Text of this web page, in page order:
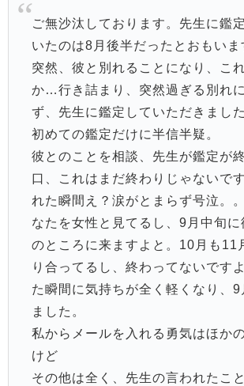
ご無沙汰しております。先生に鑑
いたのは8月後半だったとおもいま
突然、彼と別れることになり、こ
か…行き詰まり、突然過ぎる別れ
ず、先生に鑑定していただきました
初めての鑑定だけに半信半疑。
彼とのことを相談、先生が鑑定が
口、これはまだ終わりじゃないで
れた瞬間え？涙がとまらず号泣。
なたを女性と見てるし、9月中旬に
のところに来ますよと。10月も11
り合ってるし、終わってないです
た瞬間に気持ちが全く軽くなり、9
ました。
私からメールを入れる勇気はほか
けど
その他は全く、先生の言われたこ